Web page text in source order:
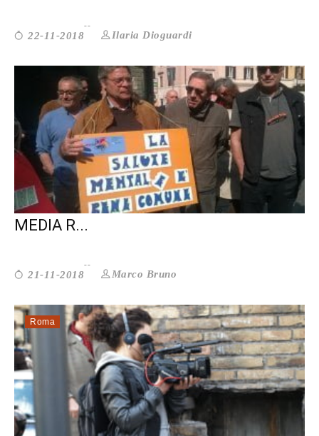
22-11-2018 Ilaria Dioguardi
SALUTE MENTALE. ECCO PERCHÈ I
MEDIA R...
21-11-2018 Marco Bruno
Roma